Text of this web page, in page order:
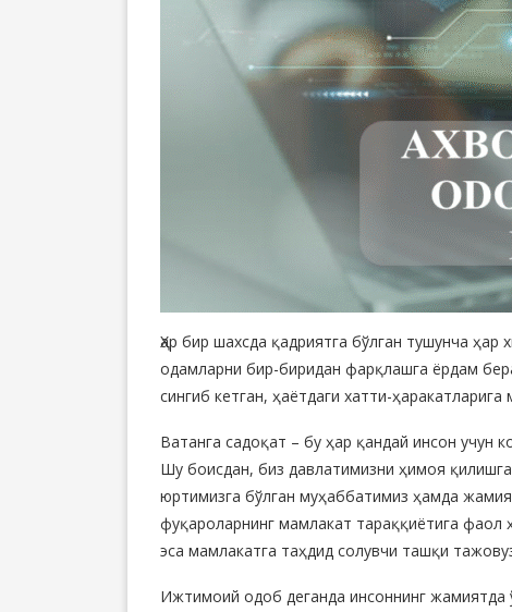
Ҳар бир шахсда қадриятга бўлган тушунча
одамларни бир-биридан фарқлашга ёрдам
сингиб кетган, ҳаётдаги хатти-
Ватанга садоқат – бу ҳар қандай инсон учун
Шу боисдан, биз давлатимизни ҳимоя
юртимизга бўлган муҳаббатимиз ҳамда
фуқароларнинг мамлакат тараққиётига
эса мамлакатга таҳдид солувчи ташқи
Ижтимоий одоб деганда инсоннинг жамиятда